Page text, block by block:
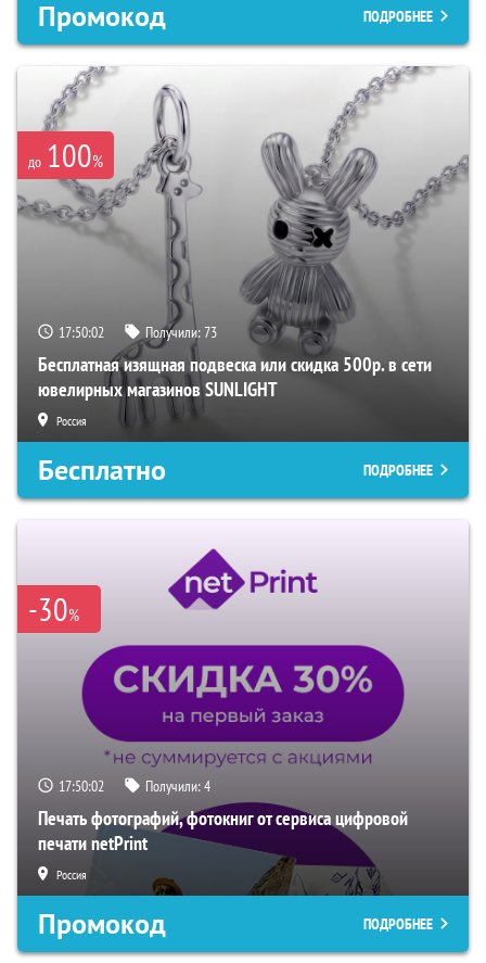
Промокод ПОДРОБНЕЕ
до 100%
17:50:01 Получили:73
Бесплатная изящная подвеска или скидка 500р. в сети
ювелирных магазинов SUNLIGHT
Россия
Бесплатно ПОДРОБНЕЕ
-30%
17:50:01 Получили:4
Печать фотографий, фотокниг от сервиса цифровой
печати netPrint
Россия
Промокод ПОДРОБНЕЕ